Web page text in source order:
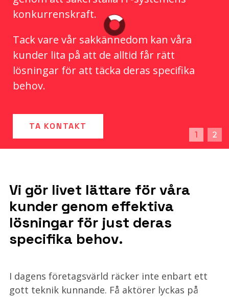
konkurrenskraft.
Tack vare vår sakkännedom kan våra
kunder lita på att de alltid får rätt
lösningar för att täcka deras specifika
behov.
TA KONTAKT
Efter den 14.10 får Windows 10 inte
längre säkerhetsuppdateringar,
buggfixar eller teknisk support, vilket kan
göra ditt system sårbart för cyberhot.
1 2
Vi gör livet lättare för våra
kunder genom effektiva
lösningar för just deras
specifika behov.
I dagens företagsvärld räcker inte enbart ett
gott teknik kunnande. Få aktörer lyckas på